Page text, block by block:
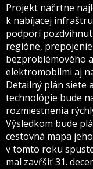
Projekt načrtne
k nabíjacej
podporí
regióne,
bezproblémového
elektromobilmi aj
Detailný plán siete
technológie bude
rozmiestnenia
Výsledkom bude
cestovná mapa
v tomto roku
mal zavŕšiť 31.